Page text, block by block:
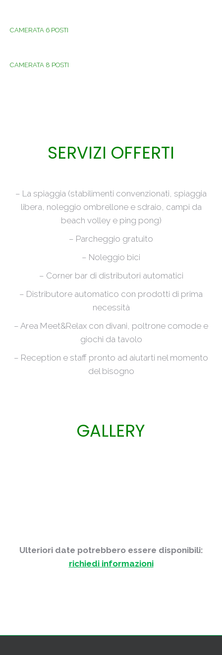
CAMERATA 6 POSTI
CAMERATA 8 POSTI
SERVIZI OFFERTI
– La spiaggia (stabilimenti convenzionati, spiaggia
libera, noleggio ombrellone e sdraio, campi da
beach volley e ping pong)
– Parcheggio gratuito
– Noleggio bici
– Corner bar di distributori automatici
– Distributore automatico con prodotti di prima
necessità
– Area Meet&Relax con divani, poltrone comode e
giochi da tavolo
– Reception e staff pronto ad aiutarti nel momento
del bisogno
GALLERY
Ulteriori date potrebbero essere disponibili:
richiedi informazioni